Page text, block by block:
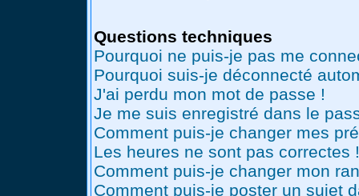
Questions techniques
Pourquoi ne puis-je pas me
Pourquoi suis-je déconnecté
J'ai perdu mon mot de passe !
Je me suis enregistré dans le
Comment puis-je changer mes
Les heures ne sont pas correctes !
Comment puis-je changer mon
Comment puis-je poster un sujet